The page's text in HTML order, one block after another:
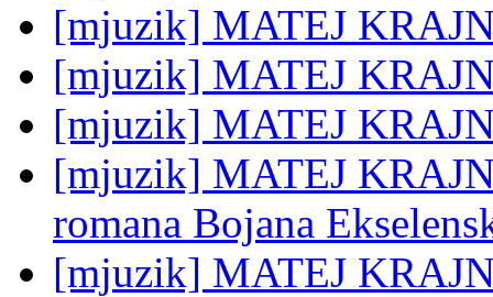
[mjuzik] MATEJ
[mjuzik] MATEJ
[mjuzik] MATEJ
[mjuzik] MATEJ
romana Bojana
[mjuzik] MATEJ